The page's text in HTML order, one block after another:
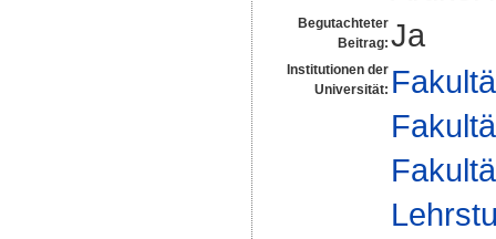
Begutachteter
Beitrag: Ja
Institutionen der
Universität: